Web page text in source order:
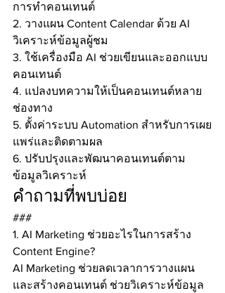
การทำคอนเทนต์
2. วางแผน Content Calendar ด้วย AI
วิเคราะห์ข้อมูลผู้ชม
3. ใช้เครื่องมือ AI ช่วยเขียนและออกแบบ
คอนเทนต์
4. แปลงบทความให้เป็นคอนเทนต์หลาย
ช่องทาง
5. ตั้งค่าระบบ Automation สำหรับการเผย
แพร่และติดตามผล
6. ปรับปรุงและพัฒนาคอนเทนต์ตาม
ข้อมูลวิเคราะห์
คำถามที่พบบ่อย
###
1. AI Marketing ช่วยอะไรในการสร้าง
Content Engine?
AI Marketing ช่วยลดเวลาการวางแผน
และสร้างคอนเทนต์ ช่วยวิเคราะห์ข้อมูล